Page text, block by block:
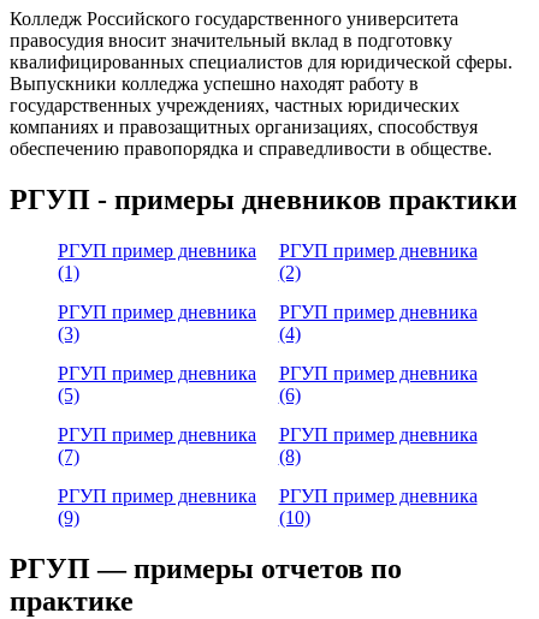
Колледж Российского государственного университета
правосудия вносит значительный вклад в подготовку
квалифицированных специалистов для юридической сферы.
Выпускники колледжа успешно находят работу в
государственных учреждениях, частных юридических
компаниях и правозащитных организациях, способствуя
обеспечению правопорядка и справедливости в обществе.
РГУП - примеры дневников практики
РГУП пример дневника
(1)
РГУП пример дневника
(2)
РГУП пример дневника
(3)
РГУП пример дневника
(4)
РГУП пример дневника
(5)
РГУП пример дневника
(6)
РГУП пример дневника
(7)
РГУП пример дневника
(8)
РГУП пример дневника
(9)
РГУП пример дневника
(10)
РГУП — примеры отчетов по
практике